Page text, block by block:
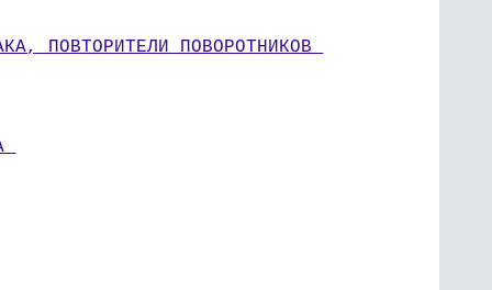
ПОВТОРИТЕЛИ ПОВОРОТНИКОВ